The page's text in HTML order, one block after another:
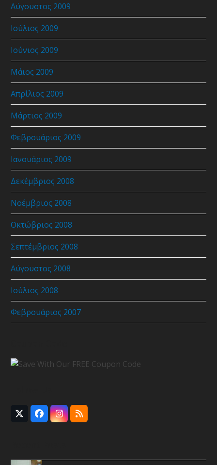
Αύγουστος 2009
Ιούλιος 2009
Ιούνιος 2009
Μάιος 2009
Απρίλιος 2009
Μάρτιος 2009
Φεβρουάριος 2009
Ιανουάριος 2009
Δεκέμβριος 2008
Νοέμβριος 2008
Οκτώβριος 2008
Σεπτέμβριος 2008
Αύγουστος 2008
Ιούλιος 2008
Φεβρουάριος 2007
Twitter
(deprecated)
Facebook
Instagram
RSS